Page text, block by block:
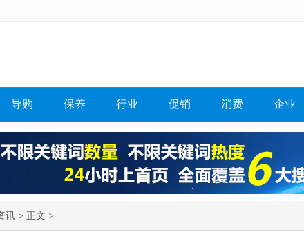
导购 保养 行业 促销 消费 企业
讯 > 正文 >